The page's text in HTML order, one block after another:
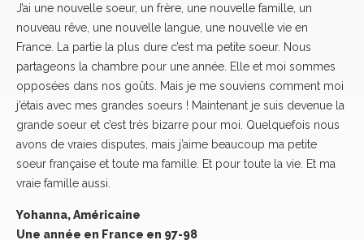
J’ai une nouvelle soeur, un frère, une nouvelle famille, un
nouveau rêve, une nouvelle langue, une nouvelle vie en
France. La partie la plus dure c’est ma petite soeur. Nous
partageons la chambre pour une année. Elle et moi sommes
opposées dans nos goûts. Mais je me souviens comment moi
j’étais avec mes grandes soeurs ! Maintenant je suis devenue la
grande soeur et c’est très bizarre pour moi. Quelquefois nous
avons de vraies disputes, mais j’aime beaucoup ma petite
soeur française et toute ma famille. Et pour toute la vie. Et ma
vraie famille aussi.
Yohanna, Américaine
Une année en France en 97-98